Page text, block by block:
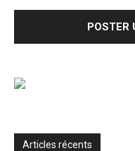
Articles récents